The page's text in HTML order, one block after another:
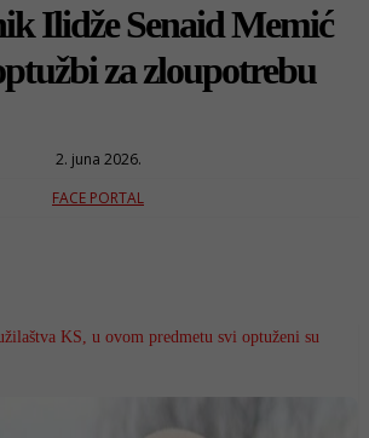
Ilidže Senaid Memić
za zloupotrebu
2. juna 2026.
FACE PORTAL
KS, u ovom predmetu svi optuženi su